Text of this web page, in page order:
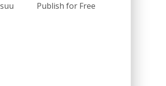
Publish for Free